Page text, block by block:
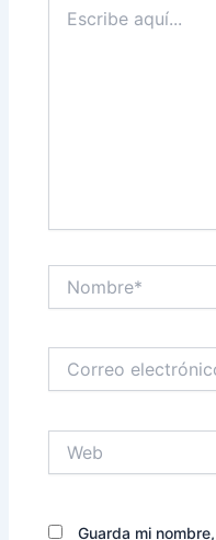
aquí...
electrónico*
Guarda mi